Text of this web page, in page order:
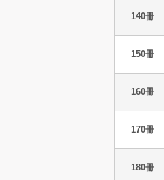
140冊
150冊
160冊
170冊
180冊